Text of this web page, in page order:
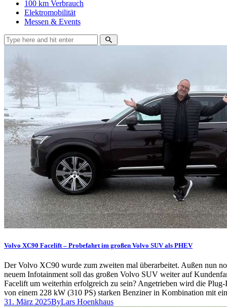
100 km Verbrauch
Elektromobilität
Messen & Events
Volvo XC90 Facelift – Probefahrt im großen Volvo SUV als PHEV
Der Volvo XC90 wurde zum zweiten mal überarbeitet. Außen nun
neuem Infotainment soll das großen Volvo SUV weiter auf
Facelift um weiterhin erfolgreich zu sein? Angetrieben wird die
von einem 228 kW (310 PS) starken Benziner in Kombination mit
31. März 2025ByLars Hoenkhaus